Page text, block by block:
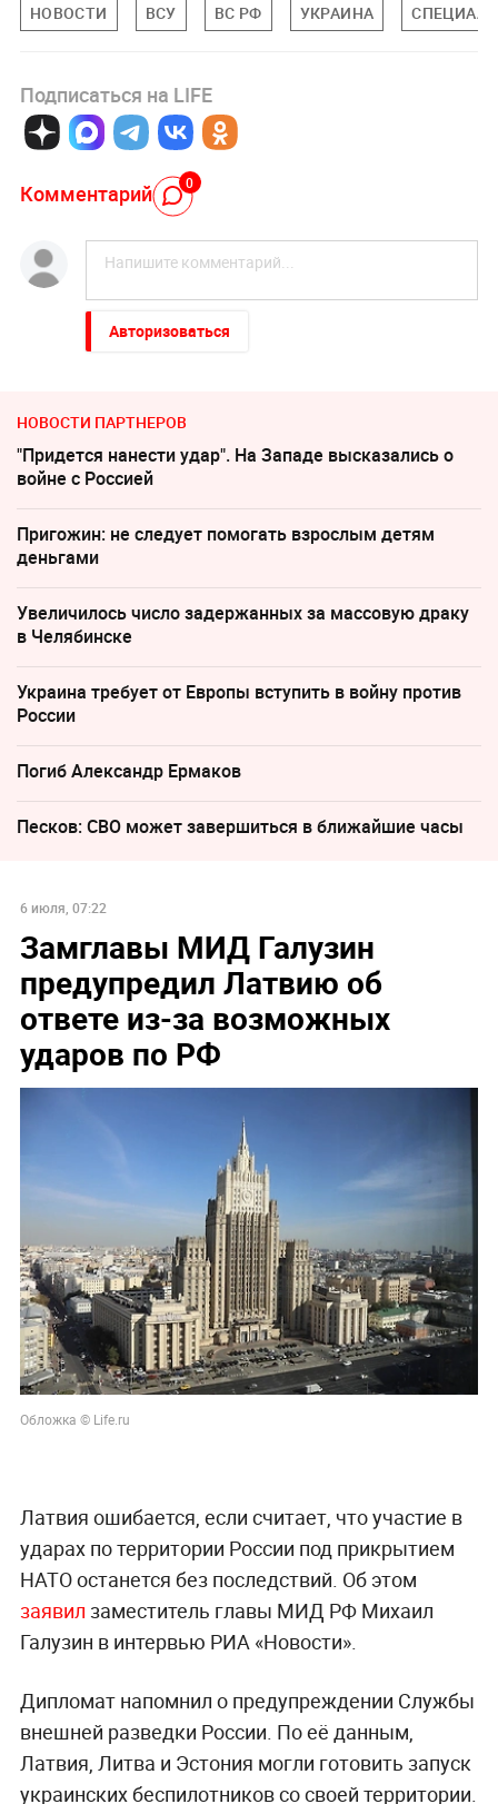
НОВОСТИ ВСУ ВС РФ УКРАИНА
Подписаться на LIFE
Комментарий 0
Авторизоваться
НОВОСТИ ПАРТНЕРОВ
"Придется нанести удар". На Западе высказались о
войне с Россией
Пригожин: не следует помогать взрослым детям
деньгами
Увеличилось число задержанных за массовую драку
в Челябинске
Украина требует от Европы вступить в войну против
России
Погиб Александр Ермаков
Песков: СВО может завершиться в ближайшие часы
6 июля, 07:22
Замглавы МИД Галузин
предупредил Латвию об
ответе из-за возможных
ударов по РФ
Обложка © Life.ru
Латвия ошибается, если считает, что участие в
ударах по территории России под прикрытием
НАТО останется без последствий. Об этом
заявил заместитель главы МИД РФ Михаил
Галузин в интервью РИА «Новости».
Дипломат напомнил о предупреждении Службы
внешней разведки России. По её данным,
Латвия, Литва и Эстония могли готовить запуск
украинских беспилотников со своей территории.